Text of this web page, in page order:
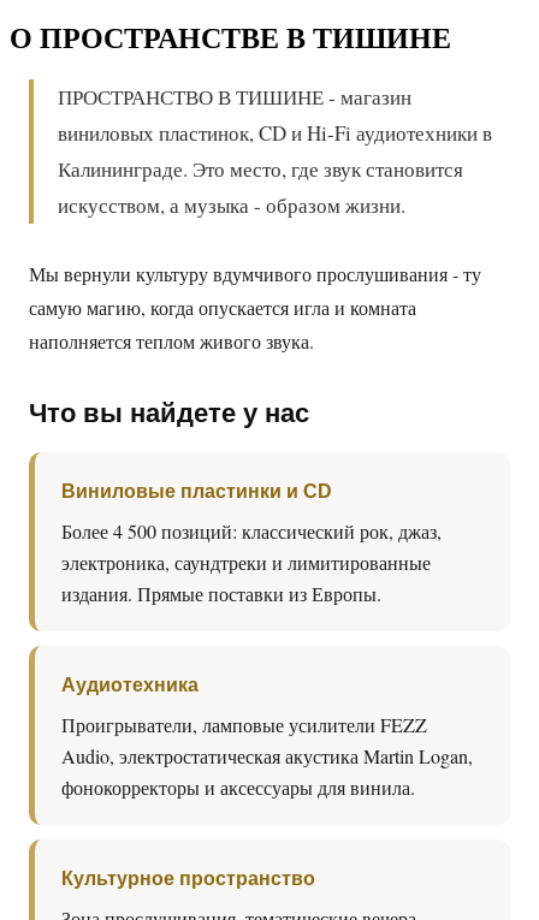
О ПРОСТРАНСТВЕ В ТИШИНЕ
ПРОСТРАНСТВО В ТИШИНЕ - магазин
виниловых пластинок, CD и Hi-Fi аудиотехники в
Калининграде. Это место, где звук становится
искусством, а музыка - образом жизни.
Мы вернули культуру вдумчивого прослушивания - ту
самую магию, когда опускается игла и комната
наполняется теплом живого звука.
Что вы найдете у нас
Виниловые пластинки и CD
Более 4 500 позиций: классический рок, джаз,
электроника, саундтреки и лимитированные
издания. Прямые поставки из Европы.
Аудиотехника
Проигрыватели, ламповые усилители FEZZ
Audio, электростатическая акустика Martin Logan,
фонокорректоры и аксессуары для винила.
Культурное пространство